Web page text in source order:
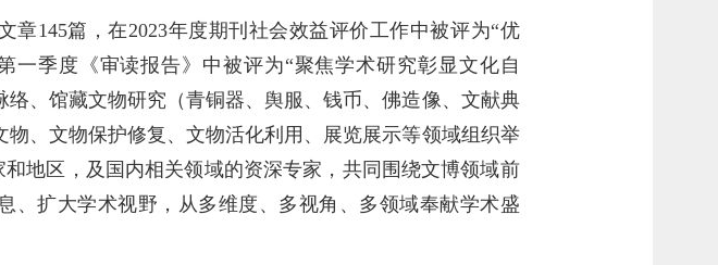
145篇，在2023年度期刊社会效益评价工作中被评为“优
一季度《审读报告》中被评为“聚焦学术研究彰显文化自
、馆藏文物研究（青铜器、舆服、钱币、佛造像、文献典
、文物保护修复、文物活化利用、展览展示等领域组织举
地区，及国内相关领域的资深专家，共同围绕文博领域前
、扩大学术视野，从多维度、多视角、多领域奉献学术盛